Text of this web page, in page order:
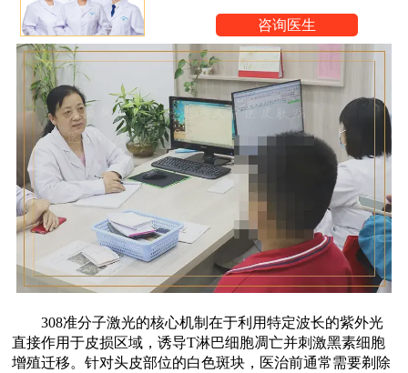
咨询医生
308准分子激光的核心机制在于利用特定波长的紫外光
直接作用于皮损区域，诱导T淋巴细胞凋亡并刺激黑素细胞
增殖迁移。针对头皮部位的白色斑块，医治前通常需要剃除